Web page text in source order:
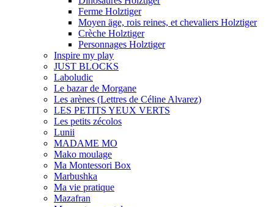
Ferme Holztiger
Moyen äge, rois reines, et chevaliers Holztiger
Crèche Holztiger
Personnages Holztiger
Inspire my play
JUST BLOCKS
Laboludic
Le bazar de Morgane
Les arènes (Lettres de Céline Alvarez)
LES PETITS YEUX VERTS
Les petits zécolos
Lunii
MADAME MO
Mako moulage
Ma Montessori Box
Marbushka
Ma vie pratique
Mazafran